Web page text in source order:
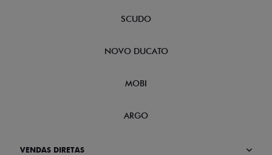
SCUDO
NOVO DUCATO
MOBI
ARGO
VENDAS DIRETAS